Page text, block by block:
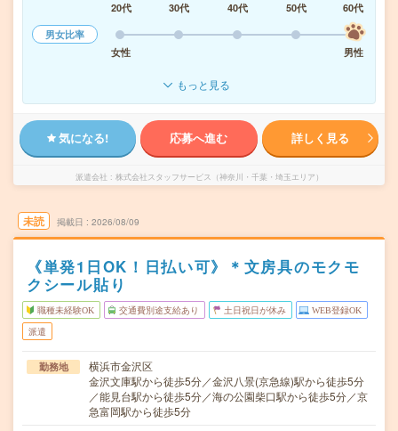
20代 30代 40代 50代
60代
男女比率
女性
男性
もっと見る
気になる! 応募へ進む 詳しく見る
派遣会社 株式会社スタッフサービス（神奈川・千葉・埼玉エリア）
未読 掲載日 2026/08/09
《単発1日OK！日払い可》＊文房具のモクモ
クシール貼り
職種未経験OK 交通費別途支給あり 土日祝日が休み WEB登録OK
派遣
勤務地
横浜市金沢区
金沢文庫駅から徒歩5分／金沢八景(京急線)駅から徒歩5分
／能見台駅から徒歩5分／海の公園柴口駅から徒歩5分／京
急富岡駅から徒歩5分